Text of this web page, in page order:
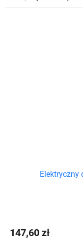
Elektryczny
147,60 zł